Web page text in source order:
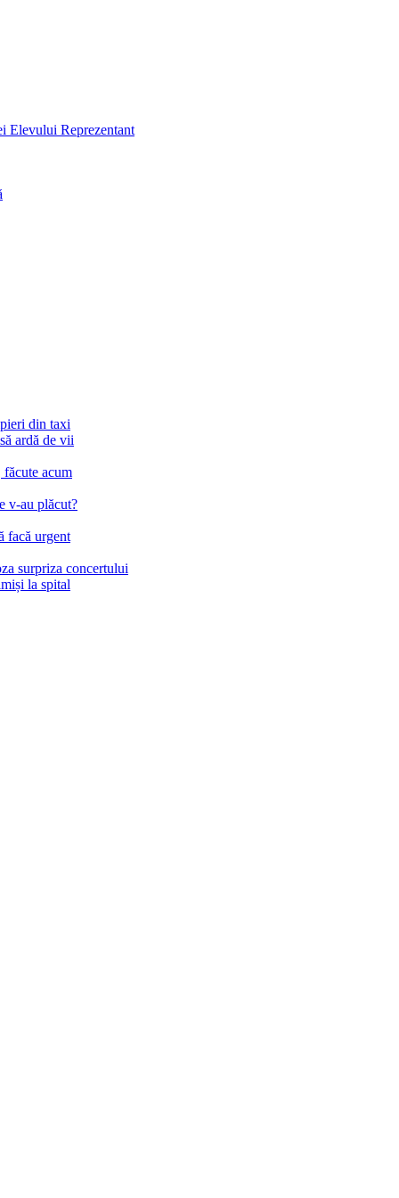
Elevului Reprezentant
din taxi
ardă de vii
acum
v-au plăcut?
facă urgent
surpriza concertului
la spital